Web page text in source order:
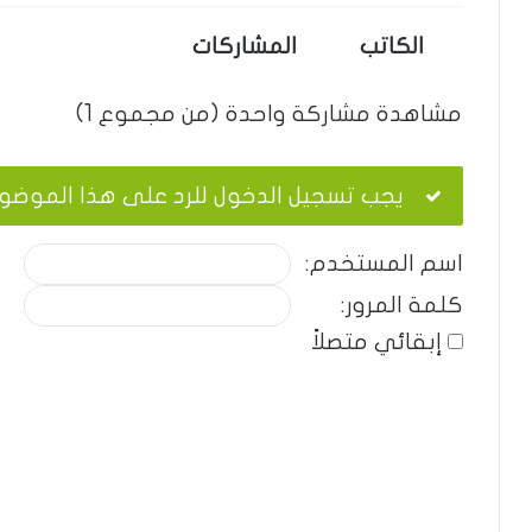
الكاتب المشاركات
مشاهدة مشاركة واحدة (من مجموع 1)
يجب تسجيل الدخول للرد على هذا
اسم المستخدم:
كلمة المرور:
إبقائي متصلاً